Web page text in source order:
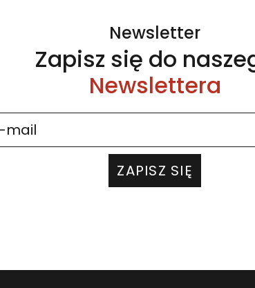
Newsletter
Zapisz się do
Newslettera
ZAPISZ SIĘ